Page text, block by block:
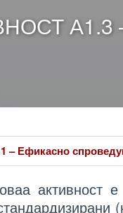
– Ефикасно
активност